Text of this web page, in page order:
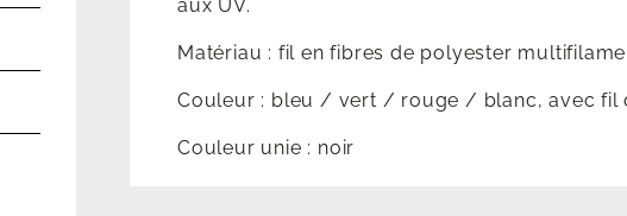
aux UV.
Matériau : fil en fibres de polyester
Couleur : bleu / vert / rouge / blanc, avec fil
Couleur unie : noir